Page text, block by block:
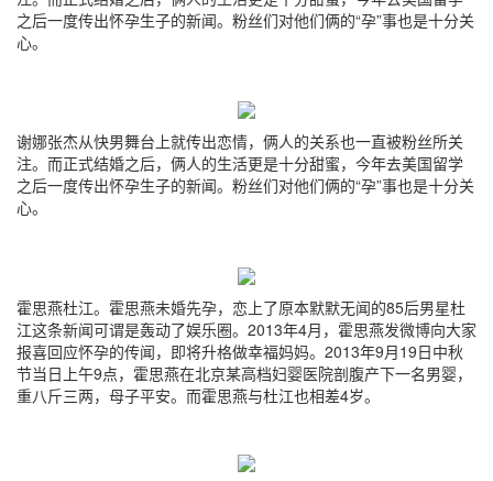
之后一度传出怀孕生子的新闻。粉丝们对他们俩的“孕”事也是十分关
心。
谢娜张杰从快男舞台上就传出恋情，俩人的关系也一直被粉丝所关
注。而正式结婚之后，俩人的生活更是十分甜蜜，今年去美国留学
之后一度传出怀孕生子的新闻。粉丝们对他们俩的“孕”事也是十分关
心。
霍思燕杜江。霍思燕未婚先孕，恋上了原本默默无闻的85后男星杜
江这条新闻可谓是轰动了娱乐圈。2013年4月，霍思燕发微博向大家
报喜回应怀孕的传闻，即将升格做幸福妈妈。2013年9月19日中秋
节当日上午9点，霍思燕在北京某高档妇婴医院剖腹产下一名男婴，
重八斤三两，母子平安。而霍思燕与杜江也相差4岁。